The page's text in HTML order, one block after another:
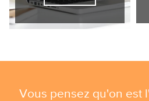
Vous pensez qu'on est